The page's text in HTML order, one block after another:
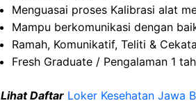
Menguasai proses Kalibrasi alat
Mampu berkomunikasi dengan
Ramah, Komunikatif, Teliti &
Fresh Graduate / Pengalaman 1
Lihat Daftar Loker Kesehatan Jawa